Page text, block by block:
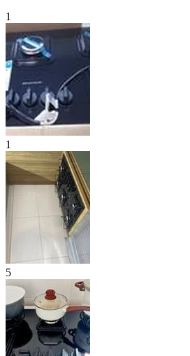
1
1
5